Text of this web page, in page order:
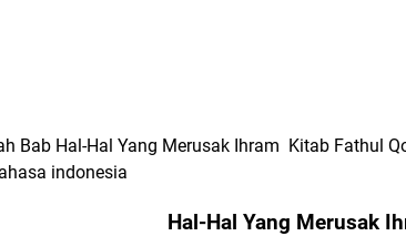
Bab Hal-Hal Yang Merusak Ihram Kitab Fathul
indonesia
Hal-Hal Yang Merusak